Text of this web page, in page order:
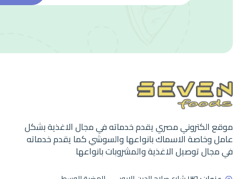
موقع الكتروني مصري يقدم خدماته في مجال الاغذية بشكل
عامل وخاصة الاسماك بانواعها والسوشي كما يقدم خدماته
في مجال توصيل الاغذية والمشروبات بانواعها